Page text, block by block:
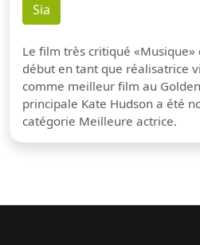
Sia
Le film très critiqué «Musique»
début en tant que réalisatrice
comme meilleur film au
principale Kate Hudson a été
catégorie Meilleure actrice.